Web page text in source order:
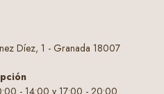
Díez, 1 - Granada 18007
- 14:00 y 17:00 - 20:00